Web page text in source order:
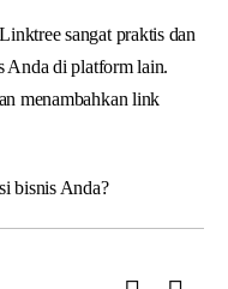
sangat praktis dan
Anda di platform lain.
menambahkan link
bisnis Anda?